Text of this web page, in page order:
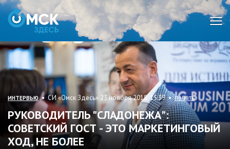
ИНТЕРВЬЮ• СИ «Омск Здесь» 23 ноября 2018, 15:39 •печать
РУКОВОДИТЕЛЬ "СЛАДОНЕЖА":
СОВЕТСКИЙ ГОСТ - ЭТО МАРКЕТИНГОВЫЙ
ХОД, НЕ БОЛЕЕ